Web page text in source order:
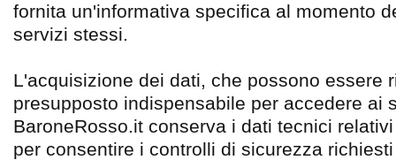
fornita un'informativa specifica al momento
servizi stessi.
L'acquisizione dei dati, che possono essere
presupposto indispensabile per accedere ai
BaroneRosso.it conserva i dati tecnici
per consentire i controlli di sicurezza